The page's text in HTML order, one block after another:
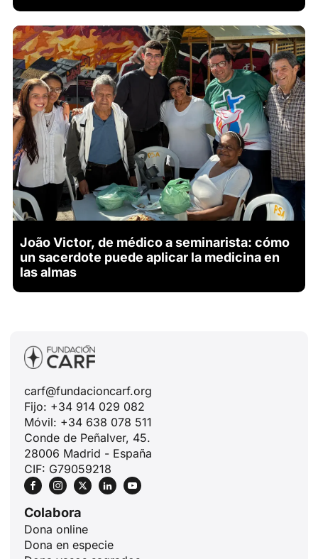
João Victor, de médico a seminarista: cómo
un sacerdote puede aplicar la medicina en
las almas
carf@fundacioncarf.org
Fijo: +34 914 029 082
Móvil: +34 638 078 511
Conde de Peñalver, 45.
28006 Madrid - España
CIF: G79059218
Colabora
Dona online
Dona en especie